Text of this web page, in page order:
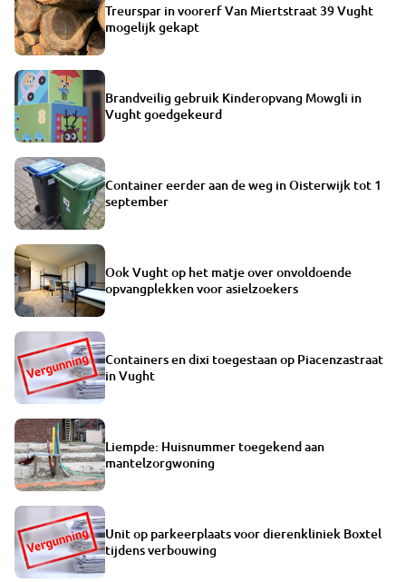
Treurspar in voorerf Van Miertstraat 39 Vught
mogelijk gekapt
Brandveilig gebruik Kinderopvang Mowgli in
Vught goedgekeurd
Container eerder aan de weg in Oisterwijk tot 1
september
Ook Vught op het matje over onvoldoende
opvangplekken voor asielzoekers
Containers en dixi toegestaan op Piacenzastraat
in Vught
Liempde: Huisnummer toegekend aan
mantelzorgwoning
Unit op parkeerplaats voor dierenkliniek Boxtel
tijdens verbouwing